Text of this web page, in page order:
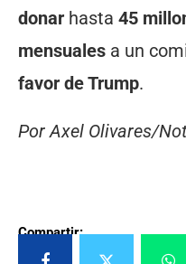
donar hasta 45
mensuales a un
favor de Trump.
Por Axel Olivares/
Compartir: